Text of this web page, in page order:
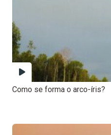
Como se forma o arco-íris?